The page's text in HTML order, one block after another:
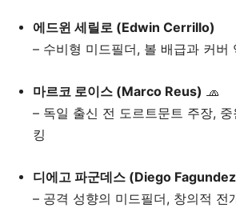
에드윈 세릴로 (Edwin Cerrillo)
– 수비형 미드필더, 볼 배급과 커버
마르코 로이스 (Marco Reus) 🧢
– 독일 출신 전 도르트문트 주장,
킹
디에고 파군데스 (Diego
– 공격 성향의 미드필더, 창의적 전